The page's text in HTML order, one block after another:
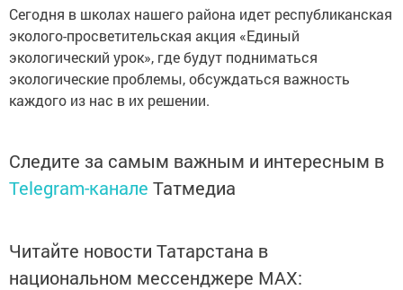
Сегодня в школах нашего района идет республиканская
эколого-просветительская акция «Единый
экологический урок», где будут подниматься
экологические проблемы, обсуждаться важность
каждого из нас в их решении.
Следите за самым важным и интересным в
Telegram-канале Татмедиа
Читайте новости Татарстана в
национальном мессенджере MАХ: